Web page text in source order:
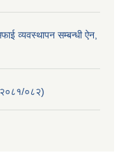
व्यवस्थापन सम्बन्धी ऐन,
२०८१/०८२)